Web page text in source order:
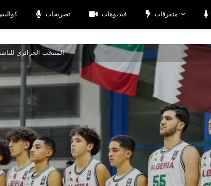
تصريحات فيديوهات متفرقات
المنتخب الجزائري